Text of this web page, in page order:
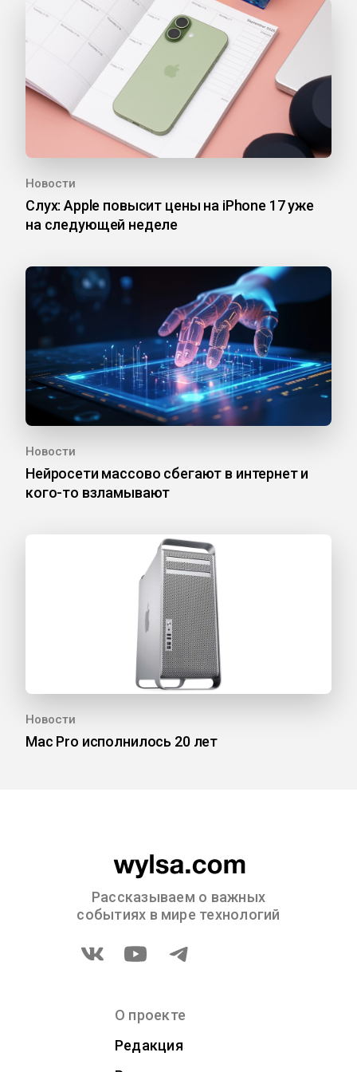
Новости
Слух: Apple повысит цены на iPhone 17 уже
на следующей неделе
Новости
Нейросети массово сбегают в интернет и
кого-то взламывают
Новости
Mac Pro исполнилось 20 лет
Рассказываем о важных
событиях в мире технологий
О проекте
Редакция